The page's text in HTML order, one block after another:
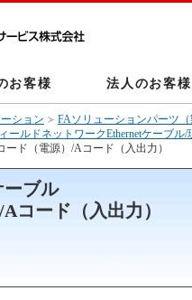
お客様 法人のお客様
ション
FAソリューションパーツ
ールドネットワークEthernetケーブ
ド（電源）/Aコード（入出力）
ーブル
コード（入出力）